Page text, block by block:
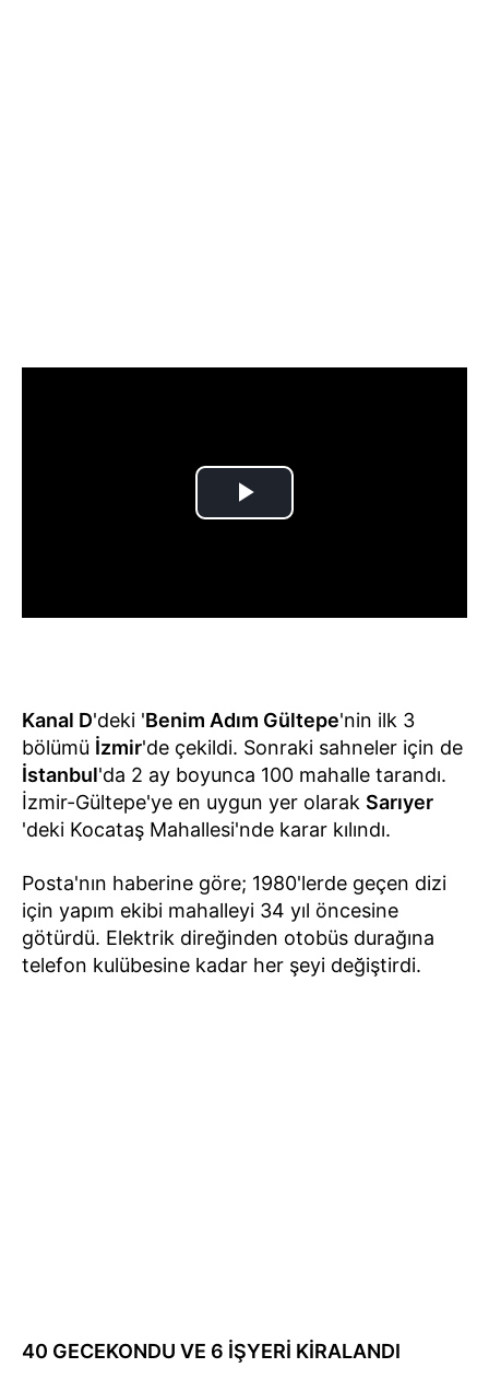
Kanal D'deki 'Benim Adım Gültepe'nin ilk 3
bölümü İzmir'de çekildi. Sonraki sahneler için de
İstanbul'da 2 ay boyunca 100 mahalle tarandı.
İzmir-Gültepe'ye en uygun yer olarak Sarıyer
'deki Kocataş Mahallesi'nde karar kılındı.
Posta'nın haberine göre; 1980'lerde geçen dizi
için yapım ekibi mahalleyi 34 yıl öncesine
götürdü. Elektrik direğinden otobüs durağına
telefon kulübesine kadar her şeyi değiştirdi.
40 GECEKONDU VE 6 İŞYERİ KİRALANDI